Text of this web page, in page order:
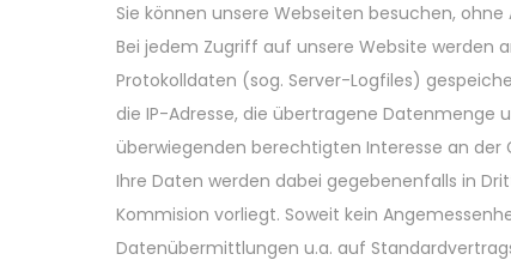
Sie können unsere Webseiten besuchen,
Bei jedem Zugriff auf unsere Website werden
Protokolldaten (sog. Server-Logfiles)
die IP-Adresse, die übertragene Datenmenge
überwiegenden berechtigten Interesse an der
Ihre Daten werden dabei gegebenenfalls in
Kommision vorliegt. Soweit kein
Datenübermittlungen u.a. auf